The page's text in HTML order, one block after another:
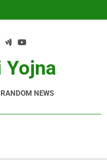
Yojna
RANDOM NEWS